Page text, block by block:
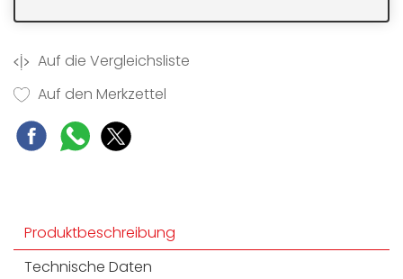
Auf die Vergleichsliste
Auf den Merkzettel
Produktbeschreibung
Technische Daten